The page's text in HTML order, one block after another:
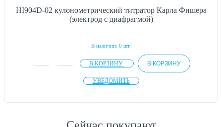
HI904D-02 кулонометрический титратор Карла Фишера
(электрод с диафрагмой)
В наличии: 0 шт.
В КОРЗИНУ В КОРЗИНУ
УВЕДОМИТЬ